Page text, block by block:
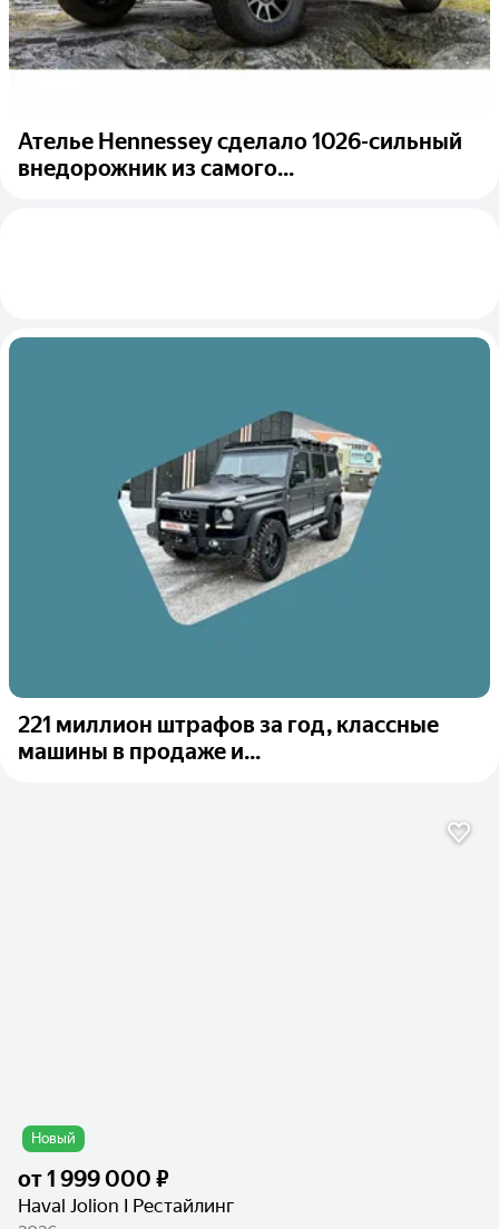
Ателье Hennessey сделало 1026-сильный
внедорожник из самого...
221 миллион штрафов за год, классные
машины в продаже и...
Новый
от1 999 000 ₽
Haval Jolion I Рестайлинг